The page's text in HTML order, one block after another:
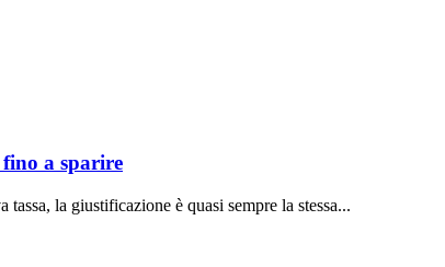
fino a sparire
la giustificazione è quasi sempre la stessa...